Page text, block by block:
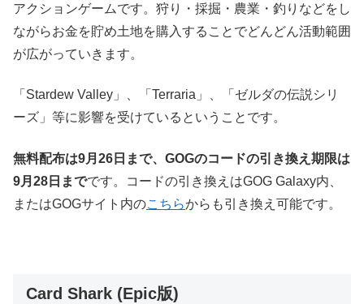
アクションゲームです。狩り・採掘・農業・釣りなどをし
ながらお金を貯め土地を購入することでどんどん活動範囲
が広がっていきます。
「Stardew Valley」、「Terraria」、「ゼルダの伝説シリ
ーズ」等に影響を受けているということです。
無料配布は9月26日まで、GOGのコードの引き換え期限は
9月28日までです。コードの引き換えはGOG Galaxy内、
またはGOGサイト内のこちらからも引き換え可能です。
Card Shark (Epic版)